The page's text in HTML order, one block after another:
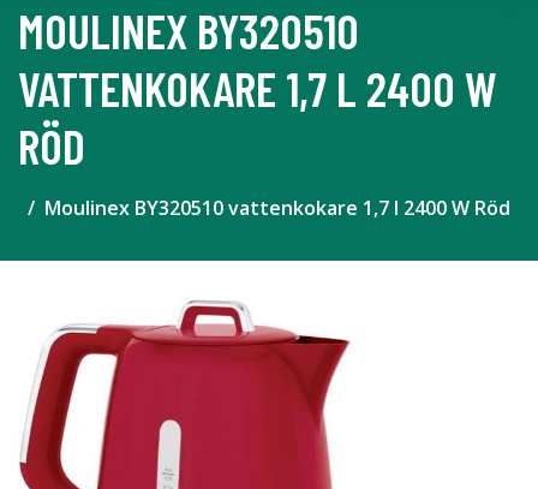
MOULINEX BY320510
VATTENKOKARE 1,7 L 2400 W
RÖD
Moulinex BY320510 vattenkokare 1,7 l 2400 W Röd